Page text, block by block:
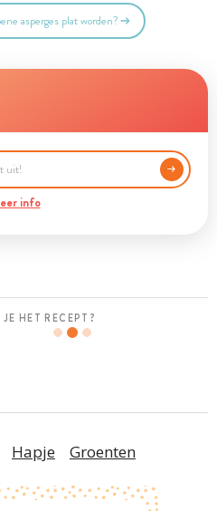
asperges plat worden?
info
HET RECEPT?
Hapje
Groenten